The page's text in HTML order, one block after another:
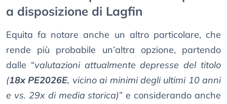
a disposizione di Lagfin
Equita fa notare anche un altro particolare, che
rende più probabile un’altra opzione, partendo
dalle “valutazioni attualmente depresse del titolo
(18x PE2026E, vicino ai minimi degli ultimi 10 anni
e vs. 29x di media storica)” e considerando anche